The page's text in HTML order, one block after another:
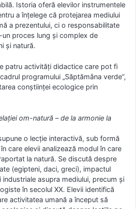
Istoria oferă elevilor instrumentele
a înțelege că protejarea mediului
a prezentului, ci o responsabilitate
proces lung și complex de
și natură.
patru activități didactice care pot fi
programului „Săptămâna verde”,
conștiinței ecologice prin
om-natură – de la armonie la
o lecție interactivă, sub formă
care elevii analizează modul în care
la natură. Se discută despre
(egipteni, daci, greci), impactul
industriale asupra mediului, precum și
în secolul XX. Elevii identifică
activitatea umană a început să